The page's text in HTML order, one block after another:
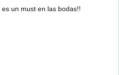
un must en las bodas!!